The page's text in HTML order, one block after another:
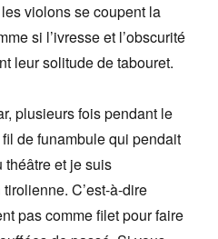
violons se coupent la
si l’ivresse et l’obscurité
leur solitude de tabouret.
plusieurs fois pendant le
de funambule qui pendait
et je suis
C’est-à-dire
pas comme filet pour faire